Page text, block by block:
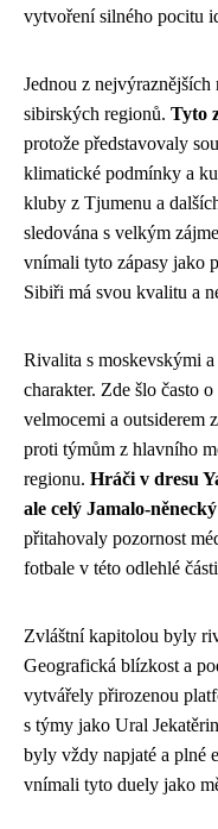
vytvoření silného pocitu
Jednou z
sibirských regionů. Tyto
protože představovaly
klimatické podmínky a
kluby z Tjumenu a
sledována s velkým
vnímali tyto zápasy jako
Sibiři má svou kvalitu a
Rivalita s moskevskými
charakter. Zde šlo často
velmocemi a outsiderem
proti týmům z hlavního
regionu. Hráči v dresu
ale celý Jamalo-
přitahovaly pozornost
fotbale v této odlehlé
Zvláštní kapitolou byly
Geografická blízkost a
vytvářely přirozenou
s týmy jako Ural
byly vždy napjaté a plné
vnímali tyto duely jako